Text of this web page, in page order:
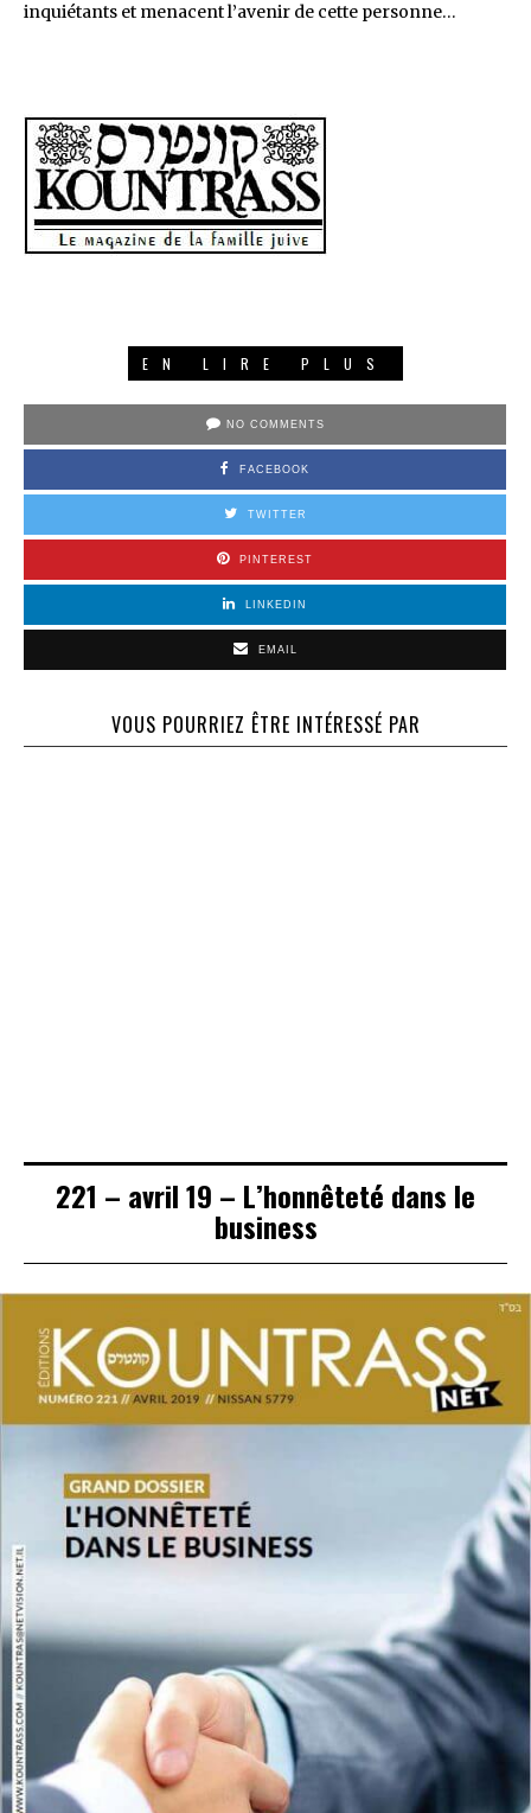
inquiétants et menacent l’avenir de cette personne…
EN LIRE PLUS
NO COMMENTS
FACEBOOK
TWITTER
PINTEREST
LINKEDIN
EMAIL
VOUS POURRIEZ ÊTRE INTÉRESSÉ PAR
221 – avril 19 – L’honnêteté dans le
business